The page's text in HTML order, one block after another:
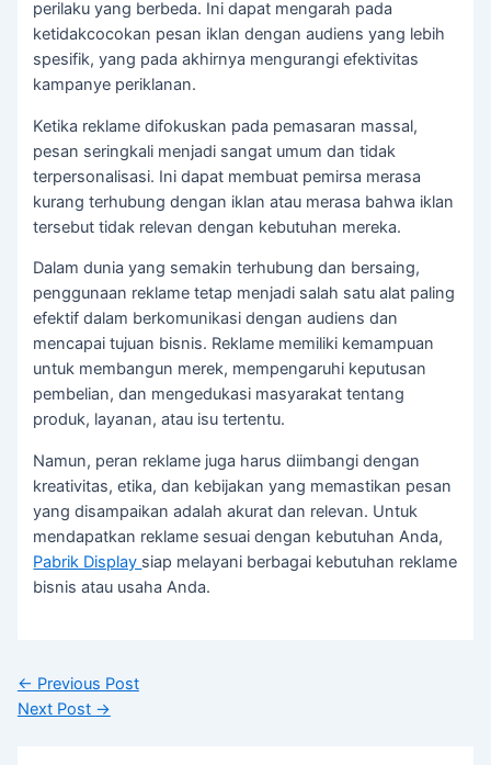
perilaku yang berbeda. Ini dapat mengarah pada
ketidakcocokan pesan iklan dengan audiens yang lebih
spesifik, yang pada akhirnya mengurangi efektivitas
kampanye periklanan.
Ketika reklame difokuskan pada pemasaran massal,
pesan seringkali menjadi sangat umum dan tidak
terpersonalisasi. Ini dapat membuat pemirsa merasa
kurang terhubung dengan iklan atau merasa bahwa iklan
tersebut tidak relevan dengan kebutuhan mereka.
Dalam dunia yang semakin terhubung dan bersaing,
penggunaan reklame tetap menjadi salah satu alat paling
efektif dalam berkomunikasi dengan audiens dan
mencapai tujuan bisnis. Reklame memiliki kemampuan
untuk membangun merek, mempengaruhi keputusan
pembelian, dan mengedukasi masyarakat tentang
produk, layanan, atau isu tertentu.
Namun, peran reklame juga harus diimbangi dengan
kreativitas, etika, dan kebijakan yang memastikan pesan
yang disampaikan adalah akurat dan relevan. Untuk
mendapatkan reklame sesuai dengan kebutuhan Anda,
Pabrik Display siap melayani berbagai kebutuhan reklame
bisnis atau usaha Anda.
← Previous Post
Next Post →